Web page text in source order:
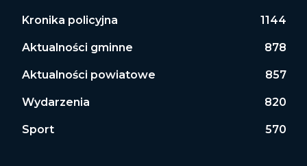
Kronika policyjna 1144
Aktualności gminne 878
Aktualności powiatowe 857
Wydarzenia 820
Sport 570